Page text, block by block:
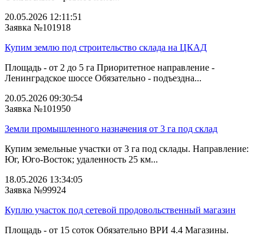
20.05.2026 12:11:51
Заявка №101918
Купим землю под строительство склада на ЦКАД
Площадь - от 2 до 5 га Приоритетное направление -
Ленинградское шоссе Обязательно - подъездна...
20.05.2026 09:30:54
Заявка №101950
Земли промышленного назначения от 3 га под склад
Купим земельные участки от 3 га под склады. Направление:
Юг, Юго-Восток; удаленность 25 км...
18.05.2026 13:34:05
Заявка №99924
Куплю участок под сетевой продовольственный магазин
Площадь - от 15 соток Обязательно ВРИ 4.4 Магазины.